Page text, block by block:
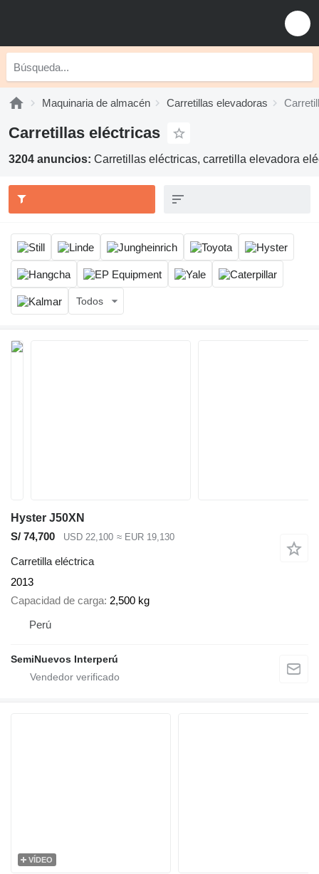
Maquinaria de almacén Carretillas elevadoras
Carretillas eléctricas
3204 anuncios: Carretillas eléctricas, carretilla elevadora
Todos
Hyster J50XN
S/ 74,700
USD 22,100 ≈ EUR 19,130
Carretilla eléctrica
2013
Capacidad de carga 2,500 kg
Perú
SemiNuevos Interperú
VÍDEO